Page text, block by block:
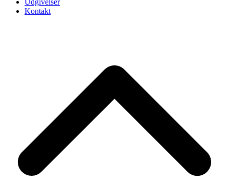
Udgivelser
Kontakt